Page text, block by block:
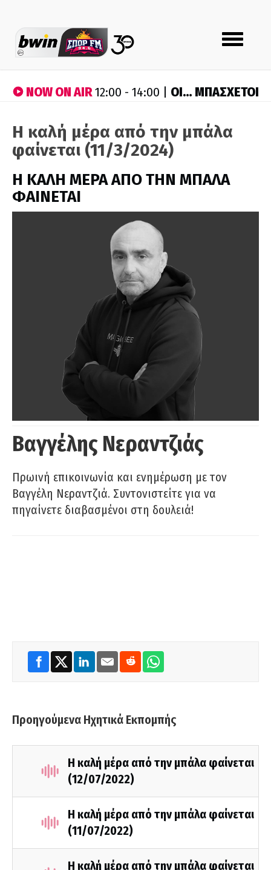
Toggle
navigation
NOW ON AIR12:00 - 14:00 | ΟΙ… ΜΠΑΣΧΕΤΟΙ
Η καλή μέρα από την μπάλα
φαίνεται (11/3/2024)
H ΚΑΛΗ ΜΕΡΑ ΑΠΟ ΤΗΝ ΜΠΑΛΑ
ΦΑΙΝΕΤΑΙ
Βαγγέλης Νεραντζιάς
Πρωινή επικοινωνία και ενημέρωση με τον
Βαγγέλη Νεραντζιά. Συντονιστείτε για να
πηγαίνετε διαβασμένοι στη δουλειά!
Προηγούμενα Ηχητικά Εκπομπής
Η καλή μέρα από την μπάλα φαίνεται
(12/07/2022)
Η καλή μέρα από την μπάλα φαίνεται
(11/07/2022)
Η καλή μέρα από την μπάλα φαίνεται